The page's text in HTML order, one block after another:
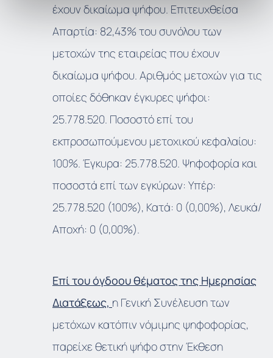
έχουν δικαίωμα ψήφου. Επιτευχθείσα
Απαρτία: 82,43% του συνόλου των
μετοχών της εταιρείας που έχουν
δικαίωμα ψήφου. Αριθμός μετοχών για τις
οποίες δόθηκαν έγκυρες ψήφοι:
25.778.520. Ποσοστό επί του
εκπροσωπούμενου μετοχικού κεφαλαίου:
100%. Έγκυρα: 25.778.520. Ψηφοφορία και
ποσοστά επί των εγκύρων: Υπέρ:
25.778.520 (100%), Κατά: 0 (0,00%), Λευκά/
Αποχή: 0 (0,00%).
Επί του όγδοου θέματος της Ημερησίας
Διατάξεως, η Γενική Συνέλευση των
μετόχων κατόπιν νόμιμης ψηφοφορίας,
παρείχε θετική ψήφο στην Έκθεση